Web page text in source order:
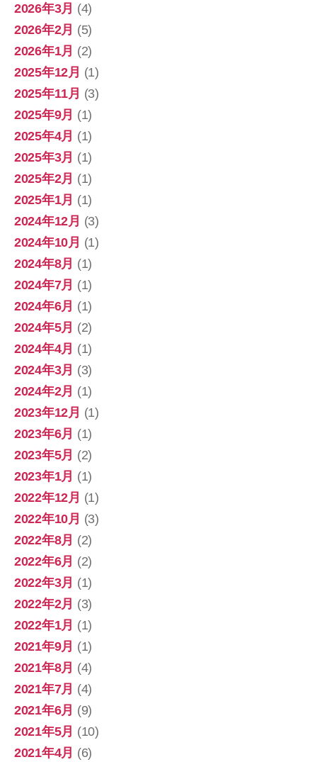
2026年3月 (4)
2026年2月 (5)
2026年1月 (2)
2025年12月 (1)
2025年11月 (3)
2025年9月 (1)
2025年4月 (1)
2025年3月 (1)
2025年2月 (1)
2025年1月 (1)
2024年12月 (3)
2024年10月 (1)
2024年8月 (1)
2024年7月 (1)
2024年6月 (1)
2024年5月 (2)
2024年4月 (1)
2024年3月 (3)
2024年2月 (1)
2023年12月 (1)
2023年6月 (1)
2023年5月 (2)
2023年1月 (1)
2022年12月 (1)
2022年10月 (3)
2022年8月 (2)
2022年6月 (2)
2022年3月 (1)
2022年2月 (3)
2022年1月 (1)
2021年9月 (1)
2021年8月 (4)
2021年7月 (4)
2021年6月 (9)
2021年5月 (10)
2021年4月 (6)